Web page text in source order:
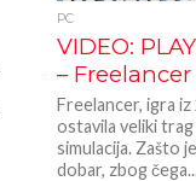
PC
VIDEO:
– Freelancer
Freelancer, igra
ostavila veliki
simulacija. Zašto
dobar, zbog